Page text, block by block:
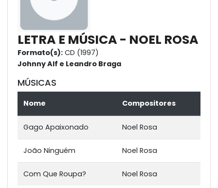
LETRA E MÚSICA - NOEL ROSA
Formato(s): CD (1997)
Johnny Alf e Leandro Braga
MÚSICAS
Nome Compositores
Gago Apaixonado Noel Rosa
João Ninguém Noel Rosa
Com Que Roupa? Noel Rosa